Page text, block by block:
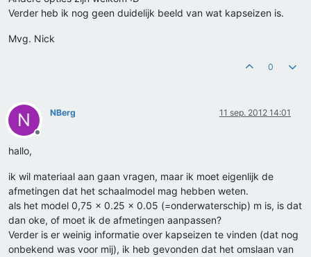
Verder heb ik nog geen duidelijk beeld van wat kapseizen is.
Mvg. Nick
0
N
Offline
NBerg 11 sep. 2012 14:01
hallo,
ik wil materiaal aan gaan vragen, maar ik moet eigenlijk de
afmetingen dat het schaalmodel mag hebben weten.
als het model 0,75 x 0.25 x 0.05 (=onderwaterschip) m is, is dat
dan oke, of moet ik de afmetingen aanpassen?
Verder is er weinig informatie over kapseizen te vinden (dat nog
onbekend was voor mij), ik heb gevonden dat het omslaan van